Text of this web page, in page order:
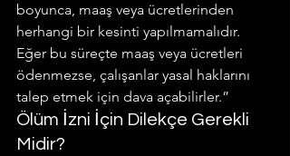
boyunca, maaş veya ücretlerinden
herhangi bir kesinti yapılmamalıdır.
Eğer bu süreçte maaş veya ücretleri
ödenmezse, çalışanlar yasal haklarını
talep etmek için dava açabilirler.”
Ölüm İzni İçin Dilekçe Gerekli
Midir?